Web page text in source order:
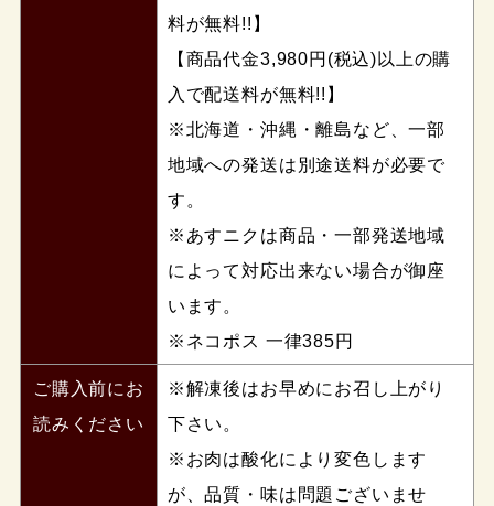
料が無料!!】
【商品代金3,980円(税込)以上の購
入で配送料が無料!!】
※北海道・沖縄・離島など、一部
地域への発送は別途送料が必要で
す。
※あすニクは商品・一部発送地域
によって対応出来ない場合が御座
います。
※ネコポス 一律385円
ご購入前にお
読みください
※解凍後はお早めにお召し上がり
下さい。
※お肉は酸化により変色します
が、品質・味は問題ございませ